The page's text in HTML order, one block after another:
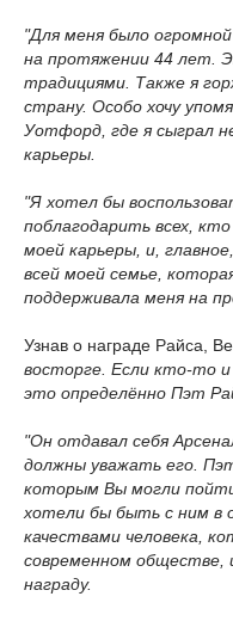
"Для меня было
на протяжении 44 лет.
традициями. Также я
страну. Особо хочу
Уотфорд, где я сыграл
карьеры.
"Я хотел бы
поблагодарить всех,
моей карьеры, и,
всей моей семье,
поддерживала меня на
Узнав о награде Райса,
восторге. Если кто-то
это определённо Пэт
"Он отдавал себя
должны уважать его.
которым Вы могли
хотели бы быть с ним в
качествами человека,
современном обществе,
награду.